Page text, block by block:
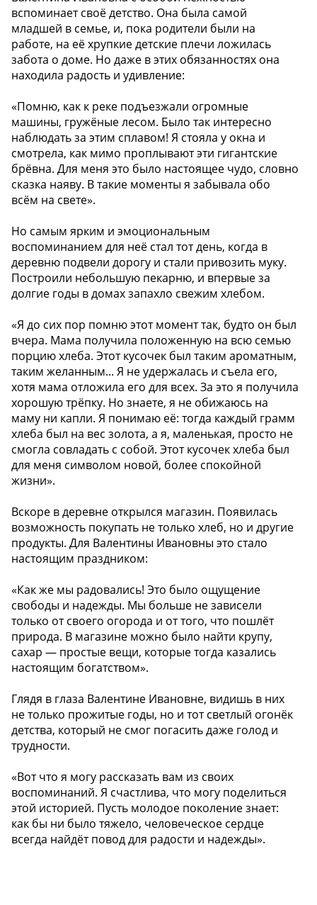
вспоминает своё детство. Она была самой
младшей в семье, и, пока родители были на
работе, на её хрупкие детские плечи ложилась
забота о доме. Но даже в этих обязанностях она
находила радость и удивление:
«Помню, как к реке подъезжали огромные
машины, гружёные лесом. Было так интересно
наблюдать за этим сплавом! Я стояла у окна и
смотрела, как мимо проплывают эти гигантские
брёвна. Для меня это было настоящее чудо, словно
сказка наяву. В такие моменты я забывала обо
всём на свете».
Но самым ярким и эмоциональным
воспоминанием для неё стал тот день, когда в
деревню подвели дорогу и стали привозить муку.
Построили небольшую пекарню, и впервые за
долгие годы в домах запахло свежим хлебом.
«Я до сих пор помню этот момент так, будто он был
вчера. Мама получила положенную на всю семью
порцию хлеба. Этот кусочек был таким ароматным,
таким желанным... Я не удержалась и съела его,
хотя мама отложила его для всех. За это я получила
хорошую трёпку. Но знаете, я не обижаюсь на
маму ни капли. Я понимаю её: тогда каждый грамм
хлеба был на вес золота, а я, маленькая, просто не
смогла совладать с собой. Этот кусочек хлеба был
для меня символом новой, более спокойной
жизни».
Вскоре в деревне открылся магазин. Появилась
возможность покупать не только хлеб, но и другие
продукты. Для Валентины Ивановны это стало
настоящим праздником:
«Как же мы радовались! Это было ощущение
свободы и надежды. Мы больше не зависели
только от своего огорода и от того, что пошлёт
природа. В магазине можно было найти крупу,
сахар — простые вещи, которые тогда казались
настоящим богатством».
Глядя в глаза Валентине Ивановне, видишь в них
не только прожитые годы, но и тот светлый огонёк
детства, который не смог погасить даже голод и
трудности.
«Вот что я могу рассказать вам из своих
воспоминаний. Я счастлива, что могу поделиться
этой историей. Пусть молодое поколение знает:
как бы ни было тяжело, человеческое сердце
всегда найдёт повод для радости и надежды».